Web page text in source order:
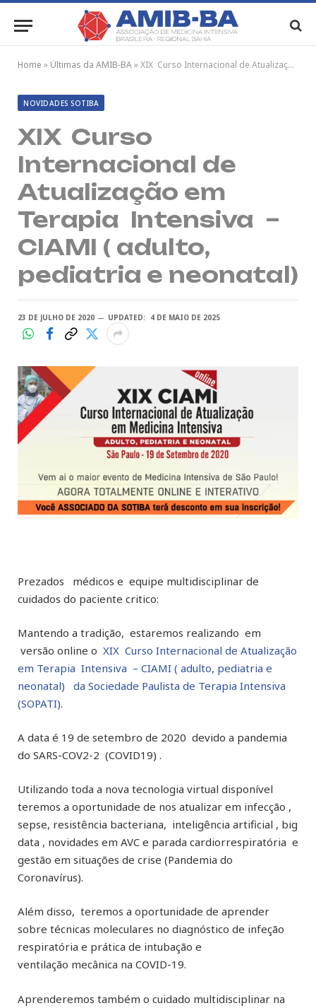
Home » Últimas da AMIB-BA»XIX Curso Internacional de Atualização em Terapia Intensiva – CIAMI ( adulto, pediatria e neonatal)
NOVIDADES SOTIBA
XIX Curso
Internacional de
Atualização em
Terapia Intensiva –
CIAMI ( adulto,
pediatria e neonatal)
23 DE JULHO DE 2020 UPDATED: 4 DE MAIO DE 2025
Prezados médicos e equipe multidisciplinar de
cuidados do paciente critico:
Mantendo a tradição, estaremos realizando em
versão online o XIX Curso Internacional de Atualização
em Terapia Intensiva – CIAMI ( adulto, pediatria e
neonatal) da Sociedade Paulista de Terapia Intensiva
(SOPATI).
A data é 19 de setembro de 2020 devido a pandemia
do SARS-COV2-2 (COVID19) .
Utilizando toda a nova tecnologia virtual disponível
teremos a oportunidade de nos atualizar em infecção ,
sepse, resistência bacteriana, inteligência artificial , big
data , novidades em AVC e parada cardiorrespiratória e
gestão em situações de crise (Pandemia do
Coronavírus).
Além disso, teremos a oportunidade de aprender
sobre técnicas moleculares no diagnóstico de infeção
respiratória e prática de intubação e
ventilação mecânica na COVID-19.
Aprenderemos também o cuidado multidisciplinar na